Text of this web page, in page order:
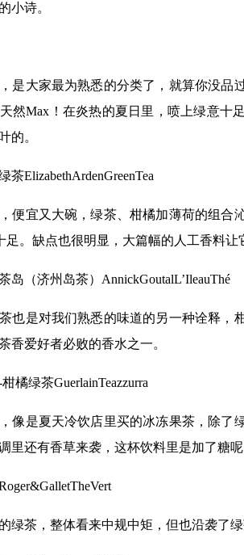
小诗。
是大家最为熟悉的分类了，就算你没品
然Max！在炎热的夏日里，喷上绿意十
的。
茶ElizabethArdenGreenTea
便宜又大碗，绿茶、柑橘加薄荷的组
足。缺点也很明显，大篇幅的人工香料让
岛（济州岛茶）AnnickGoutalL’IleauThé
也是对我们熟悉的味道的另一种诠释，
香爱好者必败的香水之一。
橘绿茶GuerlainTeazzurra
像是夏天冷饮店里买的冰冻果茶，除了
里还有香草来袭，这杯饮料里是加了糖
绿茶，整体看来中规中矩，但也沿袭了